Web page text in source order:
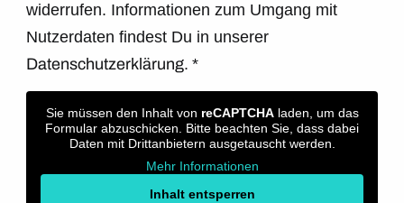
widerrufen. Informationen zum Umgang mit
Nutzerdaten findest Du in unserer
Datenschutzerklärung.*
Sie müssen den Inhalt von reCAPTCHAladen, um das
Formular abzuschicken. Bitte beachten Sie, dass dabei
Daten mit Drittanbietern ausgetauscht werden.
Mehr Informationen
Inhalt entsperren